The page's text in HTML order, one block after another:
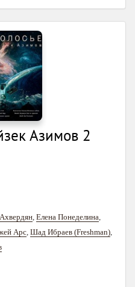
Азимов 2
, Елена Понеделина,
Арс, Шад Ибраев (Freshman),